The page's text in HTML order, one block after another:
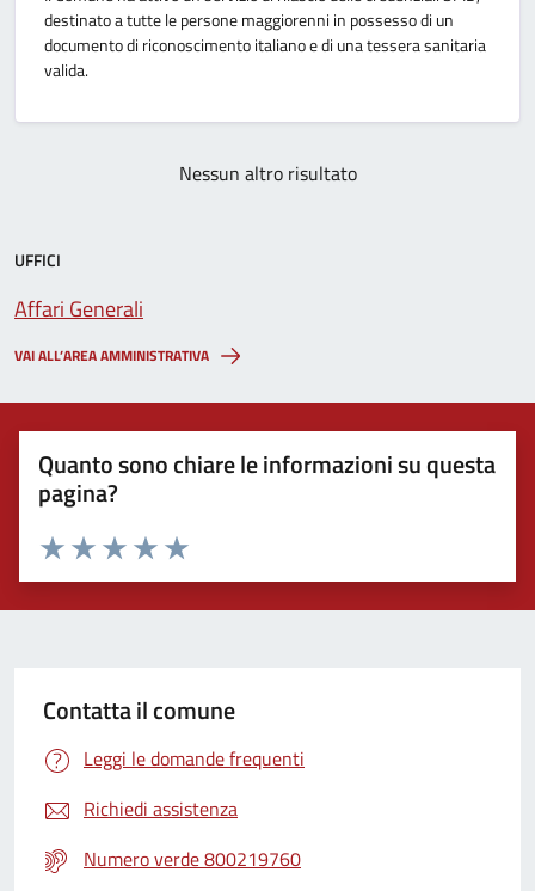
destinato a tutte le persone maggiorenni in possesso di un
documento di riconoscimento italiano e di una tessera sanitaria
valida.
Nessun altro risultato
UFFICI
Affari Generali
VAI ALL’AREA AMMINISTRATIVA
Quanto sono chiare le informazioni su questa
pagina?
Valuta 5 stelle su 5
Valuta 4 stelle su 5
Valuta 3 stelle su 5
Valuta 2 stelle su 5
Valuta 1 stelle su 5
Contatta il comune
Leggi le domande frequenti
Richiedi assistenza
Numero verde 800219760